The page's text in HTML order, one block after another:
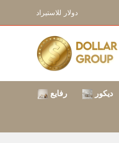
دولار للاستيراد
رفايع ديكور